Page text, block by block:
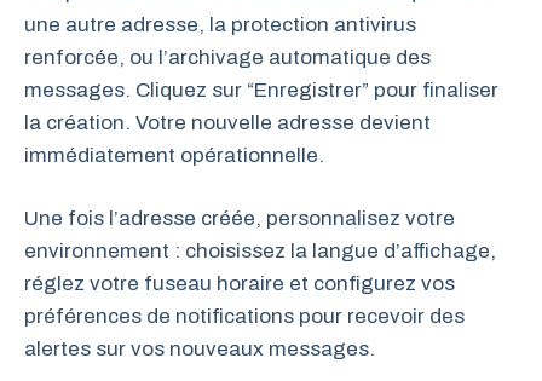
une autre adresse, la protection antivirus
renforcée, ou l’archivage automatique des
messages. Cliquez sur “Enregistrer” pour finaliser
la création. Votre nouvelle adresse devient
immédiatement opérationnelle.
Une fois l’adresse créée, personnalisez votre
environnement : choisissez la langue d’affichage,
réglez votre fuseau horaire et configurez vos
préférences de notifications pour recevoir des
alertes sur vos nouveaux messages.